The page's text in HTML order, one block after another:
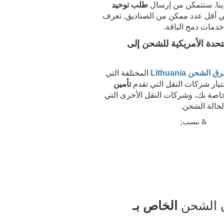
ستتمكن من إرسال طلب توحيد
أقل عدد ممكن من الصناديق. تعرف
دمج الباقة.
الأمريكية للشحن إلى
الشحن Lithuania
المختلفة التي
شركات النقل التي تقدمتأمين
بك، وشركات النقل الأخرى التي
الشحن.
& نبسب;
الشحن الخاص بـ